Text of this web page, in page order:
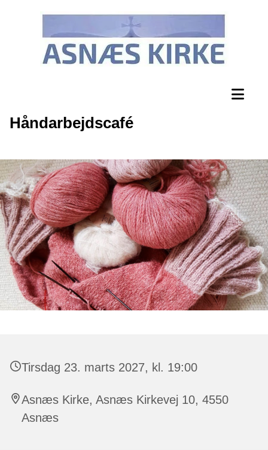
Håndarbejdscafé
Tirsdag 23. marts 2027, kl. 19:00
Asnæs Kirke, Asnæs Kirkevej 10, 4550
Asnæs